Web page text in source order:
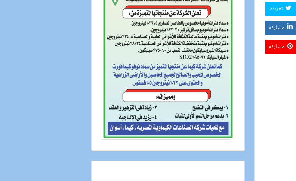
تغريدة
مشاركة
مشاركة